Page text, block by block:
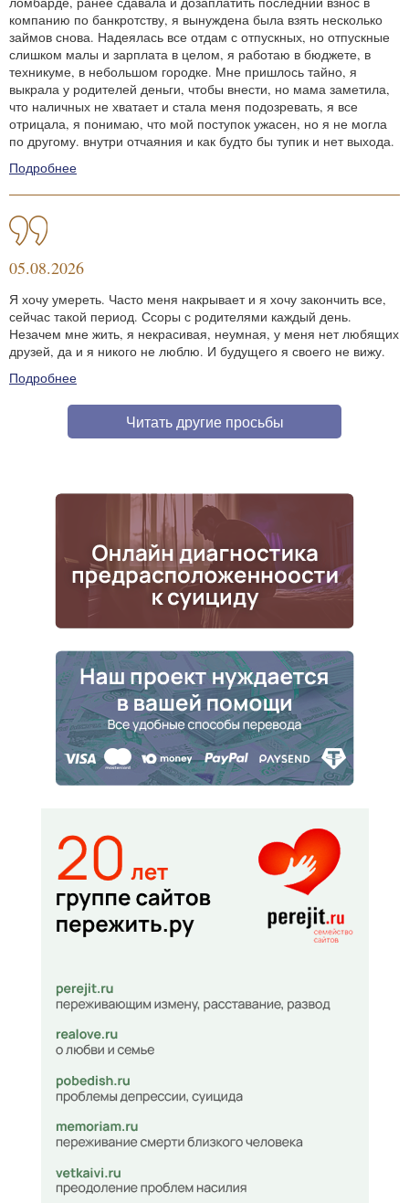
компанию по банкротству, я вынуждена была взять несколько
займов снова. Надеялась все отдам с отпускных, но отпускные
слишком малы и зарплата в целом, я работаю в бюджете, в
техникуме, в небольшом городке. Мне пришлось тайно, я
выкрала у родителей деньги, чтобы внести, но мама заметила,
что наличных не хватает и стала меня подозревать, я все
отрицала, я понимаю, что мой поступок ужасен, но я не могла
по другому. внутри отчаяния и как будто бы тупик и нет выхода.
Подробнее
05.08.2026
Я хочу умереть. Часто меня накрывает и я хочу закончить все,
сейчас такой период. Ссоры с родителями каждый день.
Незачем мне жить, я некрасивая, неумная, у меня нет любящих
друзей, да и я никого не люблю. И будущего я своего не вижу.
Подробнее
Читать другие просьбы